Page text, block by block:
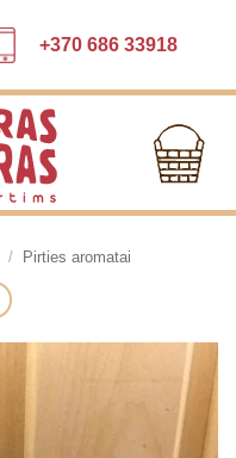
+370 686 33918
/ Pirties aromatai